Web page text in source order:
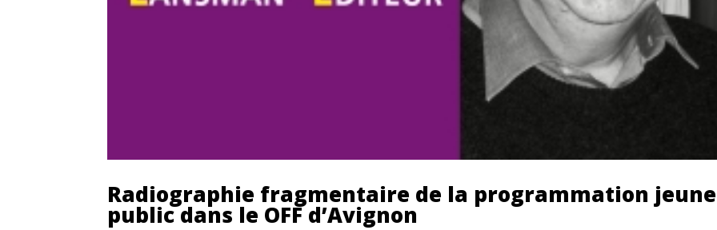
Radiographie fragmentaire de la programmation jeune
public dans le OFF d’Avignon